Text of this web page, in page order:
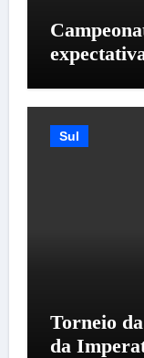
Sul
Torneio
da